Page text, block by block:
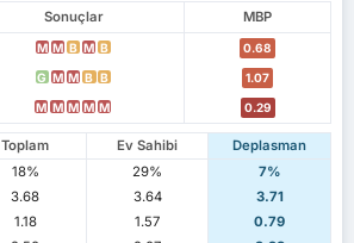
Sonuçlar
MBP
M M B M B 0.68
G M M B B 1.07
M M M M M 0.29
Toplam Ev Sahibi
Deplasman
18% 29%
7%
3.68 3.64
3.71
1.18 1.57
0.79